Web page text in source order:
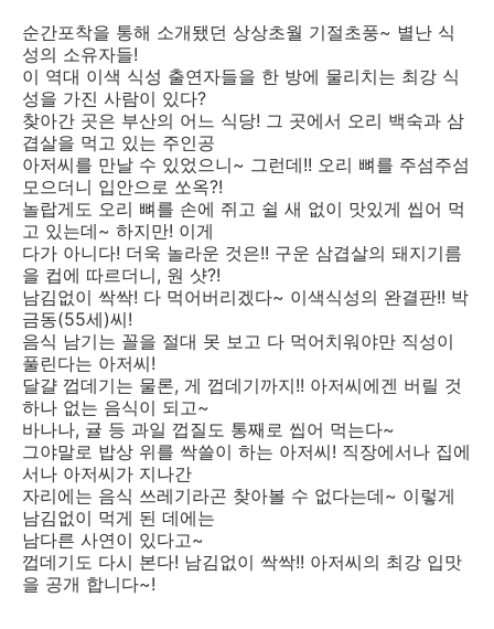
순간포착을 통해 소개됐던 상상초월 기절초풍~ 별난 식
성의 소유자들!
이 역대 이색 식성 출연자들을 한 방에 물리치는 최강 식
성을 가진 사람이 있다?
찾아간 곳은 부산의 어느 식당! 그 곳에서 오리 백숙과 삼
겹살을 먹고 있는 주인공
아저씨를 만날 수 있었으니~ 그런데!! 오리 뼈를 주섬주섬
모으더니 입안으로 쏘옥?!
놀랍게도 오리 뼈를 손에 쥐고 쉴 새 없이 맛있게 씹어 먹
고 있는데~ 하지만! 이게
다가 아니다! 더욱 놀라운 것은!! 구운 삼겹살의 돼지기름
을 컵에 따르더니, 원 샷?!
남김없이 싹싹! 다 먹어버리겠다~ 이색식성의 완결판!! 박
금동(55세)씨!
음식 남기는 꼴을 절대 못 보고 다 먹어치워야만 직성이
풀린다는 아저씨!
달걀 껍데기는 물론, 게 껍데기까지!! 아저씨에겐 버릴 것
하나 없는 음식이 되고~
바나나, 귤 등 과일 껍질도 통째로 씹어 먹는다~
그야말로 밥상 위를 싹쓸이 하는 아저씨! 직장에서나 집에
서나 아저씨가 지나간
자리에는 음식 쓰레기라곤 찾아볼 수 없다는데~ 이렇게
남김없이 먹게 된 데에는
남다른 사연이 있다고~
껍데기도 다시 본다! 남김없이 싹싹!! 아저씨의 최강 입맛
을 공개 합니다~!